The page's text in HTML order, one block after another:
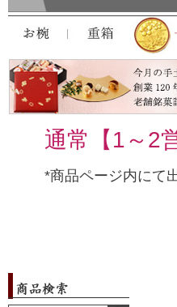
通常【1～2
*商品ページ内にて